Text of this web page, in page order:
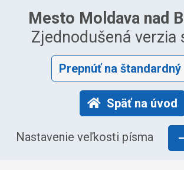
Mesto Moldava nad
Zjednodušená verzia
Prepnúť na štandardný
Späť na úvod
Nastavenie veľkosti písma